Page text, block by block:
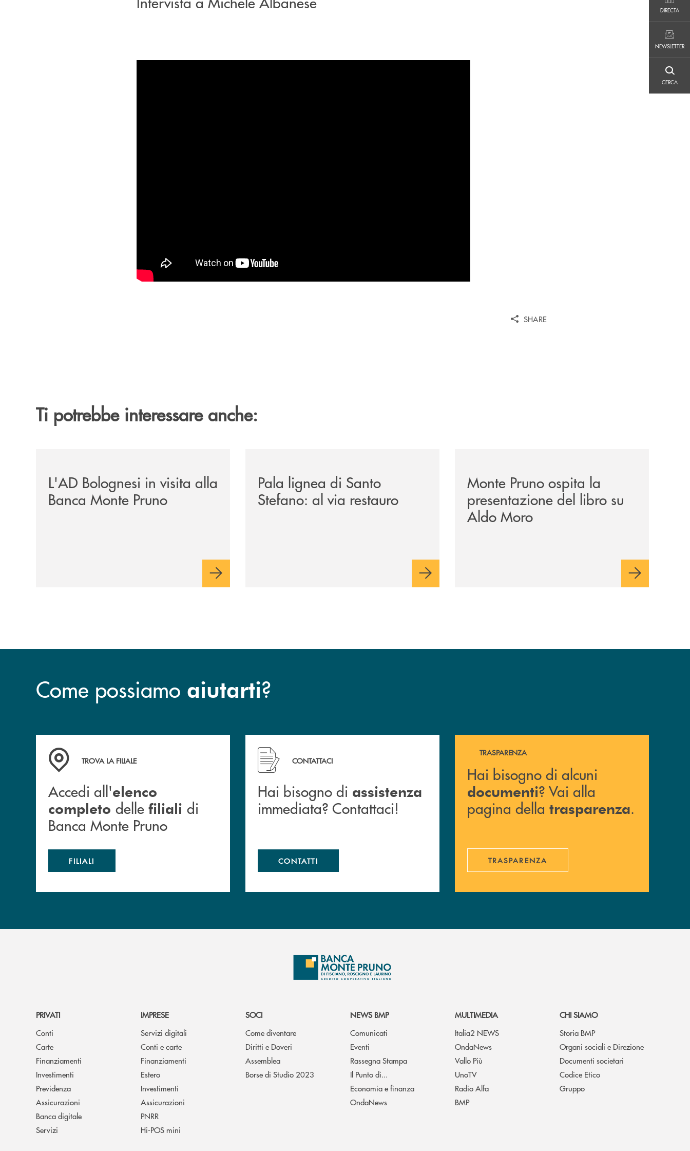
DIRECTA
NEWSLETTER
CERCA
SHARE
Ti potrebbe interessare anche:
L'AD Bolognesi in visita alla
Banca Monte Pruno
Pala lignea di Santo
Stefano: al via restauro
Monte Pruno ospita la
presentazione del libro su
Aldo Moro
Come possiamo aiutarti?
Accedi all' elenco completo&nbsp; delle&nbsp; filiali&nbsp; di Banca Monte Pruno
TROVA LA FILIALE
Accedi all'elenco
completo delle filiali di
Banca Monte Pruno
FILIALI
Hai bisogno di assistenza immediata? Contattaci!
CONTATTACI
Hai bisogno di assistenza
immediata? Contattaci!
CONTATTI
Hai bisogno di alcuni documenti ? Vai alla pagina della
TRASPARENZA
Hai bisogno di alcuni
documenti? Vai alla
pagina della trasparenza.
TRASPARENZA
PRIVATI
Conti
Carte
Finanziamenti
Investimenti
Previdenza
Assicurazioni
Banca digitale
Servizi
IMPRESE
Servizi digitali
Conti e carte
Finanziamenti
Estero
Investimenti
Assicurazioni
PNRR
Hi-POS mini
SOCI
Come diventare
Diritti e Doveri
Assemblea
Borse di Studio 2023
NEWS BMP
Comunicati
Eventi
Rassegna Stampa
Il Punto di...
Economia e finanza
OndaNews
MULTIMEDIA
Italia2 NEWS
OndaNews
Vallo Più
UnoTV
Radio Alfa
BMP
CHI SIAMO
Storia BMP
Organi sociali e Direzione
Documenti societari
Codice Etico
Gruppo